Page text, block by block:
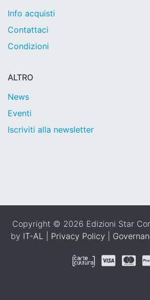
Info acquisti
Contattaci
Condizioni
ALTRO
News
Eventi
Iscriviti alla newsletter
Copyright © 2026 Edizioni Star
by IT-AL Privacy Policy